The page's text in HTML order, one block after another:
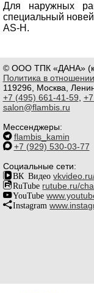
Для наружных
специальный
AS-H.
© ООО ТПК «ДАНА»
Политика в
119296, Москва,
+7 (495) 661-41-59,
salon@flambis.ru
Мессенджеры:
flambis_kamin
+7 (929) 530-03-77
Социальные сети:
ВК Видео
RuTube rutube.ru/
YouTube
Instagram